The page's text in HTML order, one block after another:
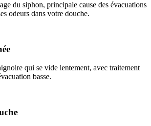
du siphon, principale cause des évacuations
odeurs dans votre douche.
qui se vide lentement, avec traitement
basse.